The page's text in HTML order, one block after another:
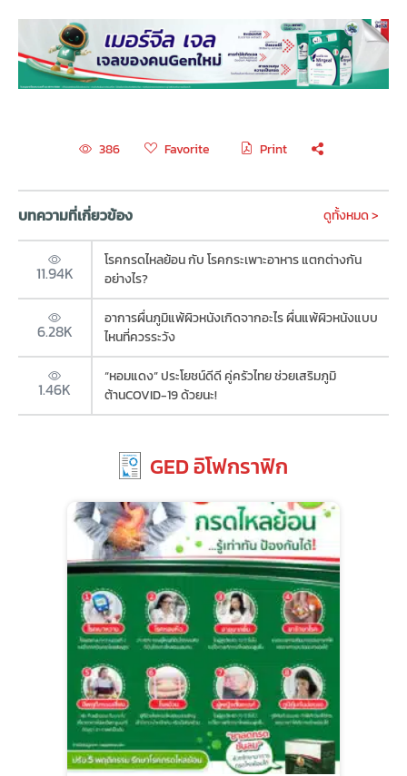
386 Favorite Print
บทความที่เกี่ยวข้อง ดูทั้งหมด >
11.94K
โรคกรดไหลย้อน กับ โรคกระเพาะอาหาร แตกต่างกัน
อย่างไร?
6.28K
อาการผื่นภูมิแพ้ผิวหนังเกิดจากอะไร ผื่นแพ้ผิวหนังแบบ
ไหนที่ควรระวัง
1.46K
“หอมแดง” ประโยชน์ดีดี คู่ครัวไทย ช่วยเสริมภูมิ
ต้านCOVID-19 ด้วยนะ!
GED อิโฟกราฟิก